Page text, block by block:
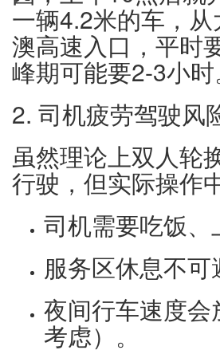
一辆4.2米的车，
澳高速入口，平时
峰期可能要2-3小时
2. 司机疲劳驾驶风
虽然理论上双人轮
行驶，但实际操作
司机需要吃饭、
服务区休息不可
夜间行车速度会
考虑）。